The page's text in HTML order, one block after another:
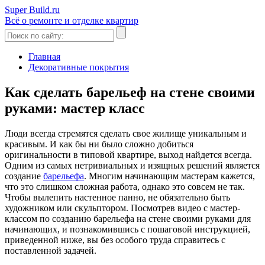
Super Build.ru
Всё о ремонте и отделке квартир
Главная
Декоративные покрытия
Как сделать барельеф на стене своими
руками: мастер класс
Люди всегда стремятся сделать свое жилище уникальным и
красивым. И как бы ни было сложно добиться
оригинальности в типовой квартире, выход найдется всегда.
Одним из самых нетривиальных и изящных решений является
создание барельефа. Многим начинающим мастерам кажется,
что это слишком сложная работа, однако это совсем не так.
Чтобы вылепить настенное панно, не обязательно быть
художником или скульптором. Посмотрев видео с мастер-
классом по созданию барельефа на стене своими руками для
начинающих, и познакомившись с пошаговой инструкцией,
приведенной ниже, вы без особого труда справитесь с
поставленной задачей.